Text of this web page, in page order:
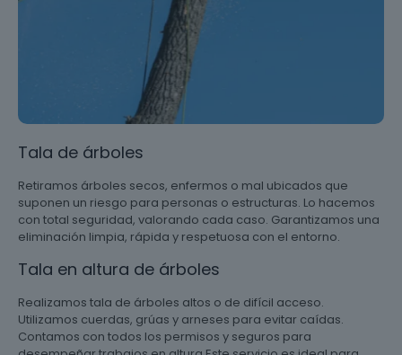
Tala de árboles
Retiramos árboles secos, enfermos o mal ubicados que
suponen un riesgo para personas o estructuras. Lo hacemos
con total seguridad, valorando cada caso. Garantizamos una
eliminación limpia, rápida y respetuosa con el entorno.
Tala en altura de árboles
Realizamos tala de árboles altos o de difícil acceso.
Utilizamos cuerdas, grúas y arneses para evitar caídas.
Contamos con todos los permisos y seguros para